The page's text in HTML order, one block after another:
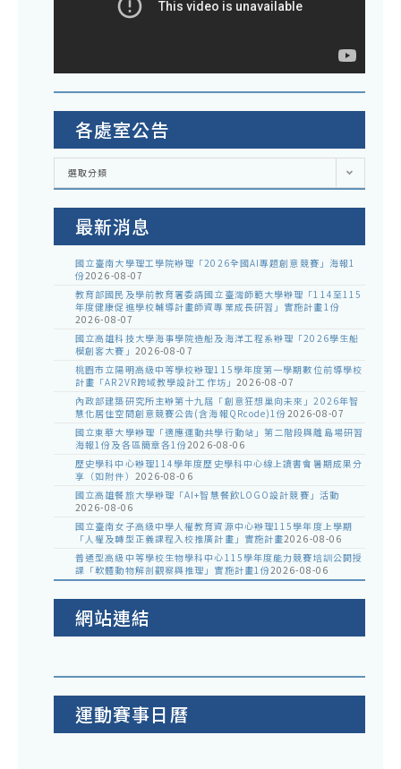
各處室公告
各
室
選取分類
最新消息
國立臺南大學理工學院辦理「2026全國AI專題創意競賽」海報1
份2026-08-07
教育部國民及學前教育署委請國立臺灣師範大學辦理「114至115
年度健康促進學校輔導計畫師資專業成長研習」實施計畫1份
2026-08-07
國立高雄科技大學海事學院造船及海洋工程系辦理「2026學生船
模創客大賽」 2026-08-07
桃園市立陽明高級中等學校辦理115學年度第一學期數位前導學校
計畫「AR2VR跨域教學設計工作坊」 2026-08-07
內政部建築研究所主辦第十九屆「創意狂想巢向未來」2026年智
慧化居住空間創意競賽公告(含海報QRcode)1份2026-08-07
國立東華大學辦理「適應運動共學行動站」第二階段與離島場研習
海報1份及各區簡章各1份2026-08-06
歷史學科中心辦理114學年度歷史學科中心線上讀書會暑期成果分
享（如附件） 2026-08-06
國立高雄餐旅大學辦理「AI+智慧餐飲LOGO設計競賽」活動
2026-08-06
國立臺南女子高級中學人權教育資源中心辦理115學年度上學期
「人權及轉型正義課程入校推廣計畫」實施計畫2026-08-06
普通型高級中等學校生物學科中心115學年度能力競賽培訓公開授
課「軟體動物解剖觀察與推理」實施計畫1份2026-08-06
網站連結
運動賽事日曆